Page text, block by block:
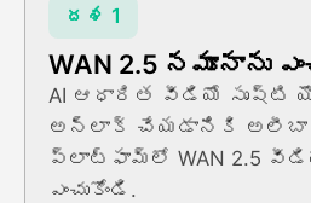
దశ 1
WAN 2.5 నమూనాను
AI ఆధారిత వీడియో సృష్టి
అన్లాక్ చేయడానికి
ప్లాట్ఫామ్లో WAN 2.5
ఎంచుకోండి.